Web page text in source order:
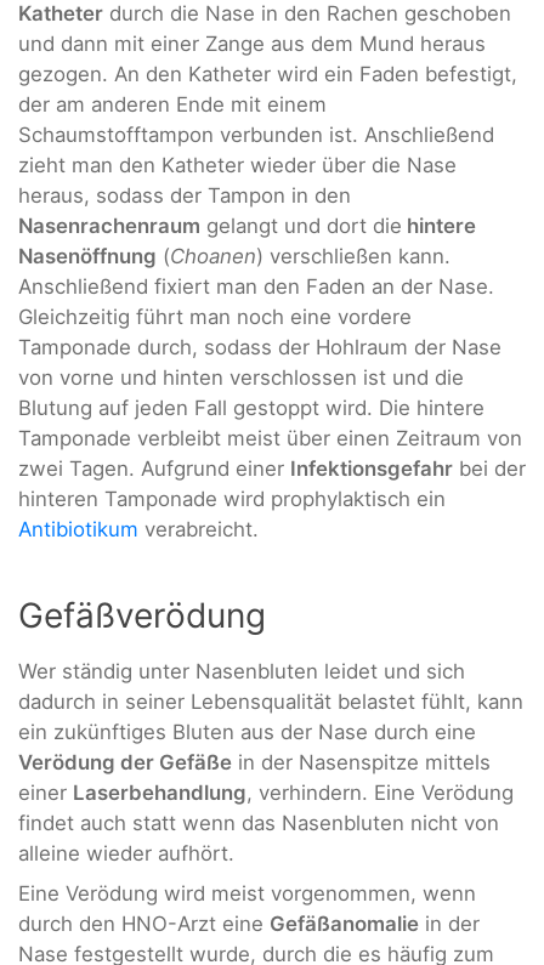
Katheter durch die Nase in den Rachen geschoben
und dann mit einer Zange aus dem Mund heraus
gezogen. An den Katheter wird ein Faden befestigt,
der am anderen Ende mit einem
Schaumstofftampon verbunden ist. Anschließend
zieht man den Katheter wieder über die Nase
heraus, sodass der Tampon in den
Nasenrachenraum gelangt und dort die hintere
Nasenöffnung (Choanen) verschließen kann.
Anschließend fixiert man den Faden an der Nase.
Gleichzeitig führt man noch eine vordere
Tamponade durch, sodass der Hohlraum der Nase
von vorne und hinten verschlossen ist und die
Blutung auf jeden Fall gestoppt wird. Die hintere
Tamponade verbleibt meist über einen Zeitraum von
zwei Tagen. Aufgrund einer Infektionsgefahr bei der
hinteren Tamponade wird prophylaktisch ein
Antibiotikum verabreicht.
Gefäßverödung
Wer ständig unter Nasenbluten leidet und sich
dadurch in seiner Lebensqualität belastet fühlt, kann
ein zukünftiges Bluten aus der Nase durch eine
Verödung der Gefäße in der Nasenspitze mittels
einer Laserbehandlung, verhindern. Eine Verödung
findet auch statt wenn das Nasenbluten nicht von
alleine wieder aufhört.
Eine Verödung wird meist vorgenommen, wenn
durch den HNO-Arzt eine Gefäßanomalie in der
Nase festgestellt wurde, durch die es häufig zum